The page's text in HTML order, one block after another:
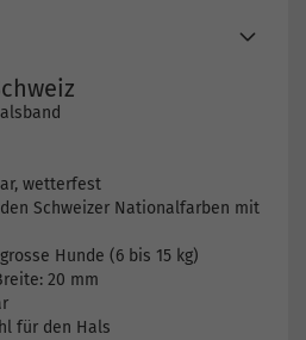
wetterfest
Schweizer Nationalfarben mit
Hunde (6 bis 15 kg)
20 mm
für den Hals